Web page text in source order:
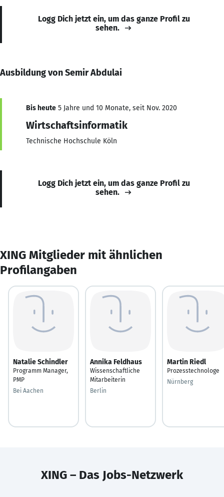
Logg Dich jetzt ein, um das ganze Profil zu
sehen.
Ausbildung von Semir Abdulai
Bis heute 5 Jahre und 10 Monate, seit Nov. 2020
Wirtschaftsinformatik
Technische Hochschule Köln
Logg Dich jetzt ein, um das ganze Profil zu
sehen.
XING Mitglieder mit ähnlichen
Profilangaben
Natalie Schindler
Programm Manager,
PMP
Bei Aachen
Annika Feldhaus
Wissenschaftliche
Mitarbeiterin
Berlin
Martin Riedl
Prozesstechnologe
Nürnberg
XING – Das Jobs-Netzwerk